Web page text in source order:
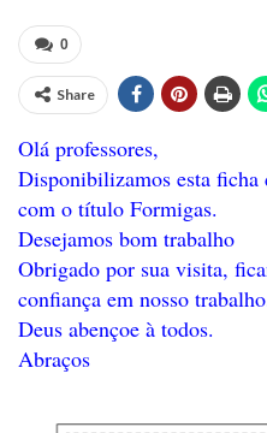
0
Share
Olá professores,
Disponibilizamos esta ficha
com o título Formigas.
Desejamos bom trabalho
Obrigado por sua visita,
confiança em nosso
Deus abençoe à todos.
Abraços